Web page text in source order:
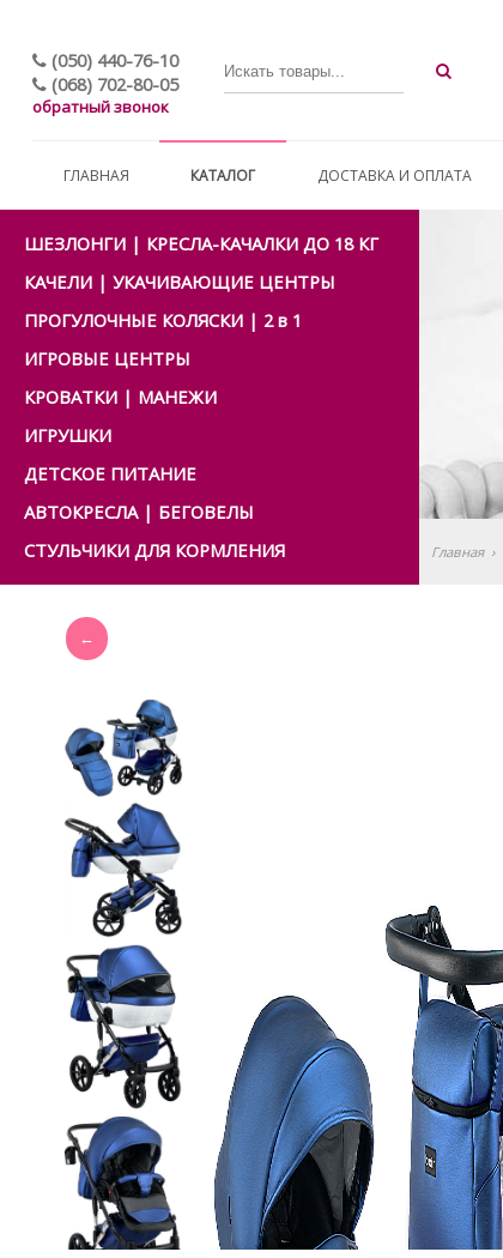
(050) 440-76-10
(068) 702-80-05
обратный звонок
ГЛАВНАЯ КАТАЛОГ ДОСТАВКА И ОПЛАТА
ШЕЗЛОНГИ | КРЕСЛА-КАЧАЛКИ ДО 18 КГ
КАЧЕЛИ | УКАЧИВАЮЩИЕ ЦЕНТРЫ
ПРОГУЛОЧНЫЕ КОЛЯСКИ | 2 в 1
ИГРОВЫЕ ЦЕНТРЫ
КРОВАТКИ | МАНЕЖИ
ИГРУШКИ
ДЕТСКОЕ ПИТАНИЕ
АВТОКРЕСЛА | БЕГОВЕЛЫ
СТУЛЬЧИКИ ДЛЯ КОРМЛЕНИЯ
Главная ›